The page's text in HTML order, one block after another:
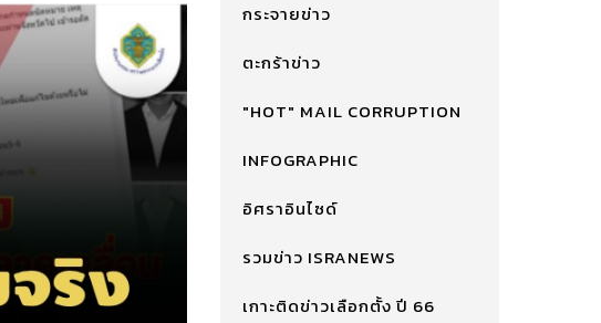
กระจายข่าว
ตะกร้าข่าว
"HOT" MAIL CORRUPTION
INFOGRAPHIC
อิศราอินไซด์
รวมข่าว ISRANEWS
เกาะติดข่าวเลือกตั้ง ปี 66